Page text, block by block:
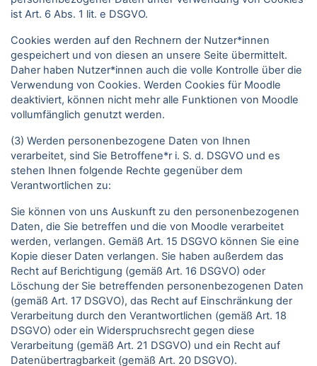
ist Art. 6 Abs. 1 lit. e DSGVO.
Cookies werden auf den Rechnern der Nutzer*innen
gespeichert und von diesen an unsere Seite übermittelt.
Daher haben Nutzer*innen auch die volle Kontrolle über die
Verwendung von Cookies. Werden Cookies für Moodle
deaktiviert, können nicht mehr alle Funktionen von Moodle
vollumfänglich genutzt werden.
(3) Werden personenbezogene Daten von Ihnen
verarbeitet, sind Sie Betroffene*r i. S. d. DSGVO und es
stehen Ihnen folgende Rechte gegenüber dem
Verantwortlichen zu:
Sie können von uns Auskunft zu den personenbezogenen
Daten, die Sie betreffen und die von Moodle verarbeitet
werden, verlangen. Gemäß Art. 15 DSGVO können Sie eine
Kopie dieser Daten verlangen. Sie haben außerdem das
Recht auf Berichtigung (gemäß Art. 16 DSGVO) oder
Löschung der Sie betreffenden personenbezogenen Daten
(gemäß Art. 17 DSGVO), das Recht auf Einschränkung der
Verarbeitung durch den Verantwortlichen (gemäß Art. 18
DSGVO) oder ein Widerspruchsrecht gegen diese
Verarbeitung (gemäß Art. 21 DSGVO) und ein Recht auf
Datenübertragbarkeit (gemäß Art. 20 DSGVO).